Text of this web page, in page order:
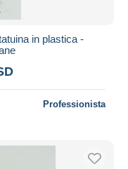
in plastica -
Professionista